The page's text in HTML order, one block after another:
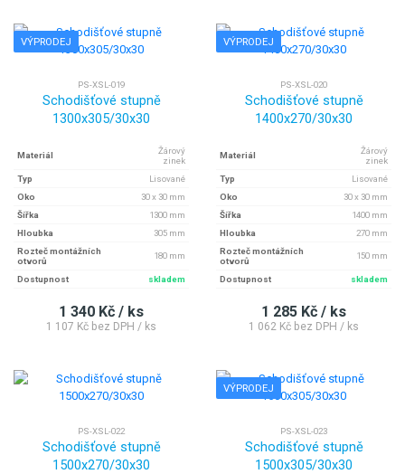
VÝPRODEJ
PS-XSL-019
Schodišťové stupně
1300x305/30x30
Materiál
Žárový
zinek
Typ
Lisované
Oko
30 x 30 mm
Šířka
1300 mm
Hloubka
305 mm
Rozteč montážních
otvorů
180 mm
Dostupnost skladem
1 340 Kč / ks
1 107 Kč bez DPH / ks
VÝPRODEJ
PS-XSL-020
Schodišťové stupně
1400x270/30x30
Materiál
Žárový
zinek
Typ
Lisované
Oko
30 x 30 mm
Šířka
1400 mm
Hloubka
270 mm
Rozteč montážních
otvorů
150 mm
Dostupnost skladem
1 285 Kč / ks
1 062 Kč bez DPH / ks
PS-XSL-022
Schodišťové stupně
1500x270/30x30
VÝPRODEJ
PS-XSL-023
Schodišťové stupně
1500x305/30x30